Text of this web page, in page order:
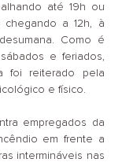
até 19h ou
a 12h, à
Como é
e feriados,
foi reiterado pela
e físico.
empregados da
em frente a
intermináveis nas